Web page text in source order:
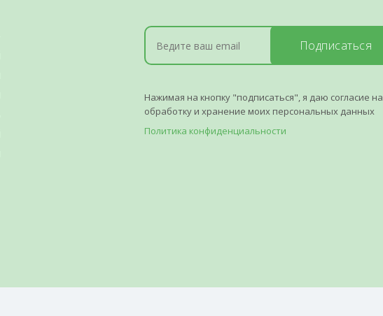
Подписаться
Нажимая на кнопку "подписаться", я даю согласие на
обработку и хранение моих персональных данных
Политика конфиденциальности